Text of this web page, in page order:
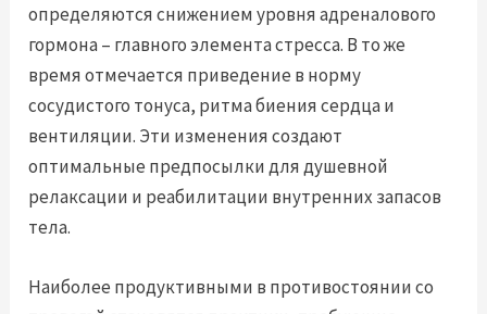
определяются снижением уровня адреналового
гормона – главного элемента стресса. В то же
время отмечается приведение в норму
сосудистого тонуса, ритма биения сердца и
вентиляции. Эти изменения создают
оптимальные предпосылки для душевной
релаксации и реабилитации внутренних запасов
тела.
Наиболее продуктивными в противостоянии со